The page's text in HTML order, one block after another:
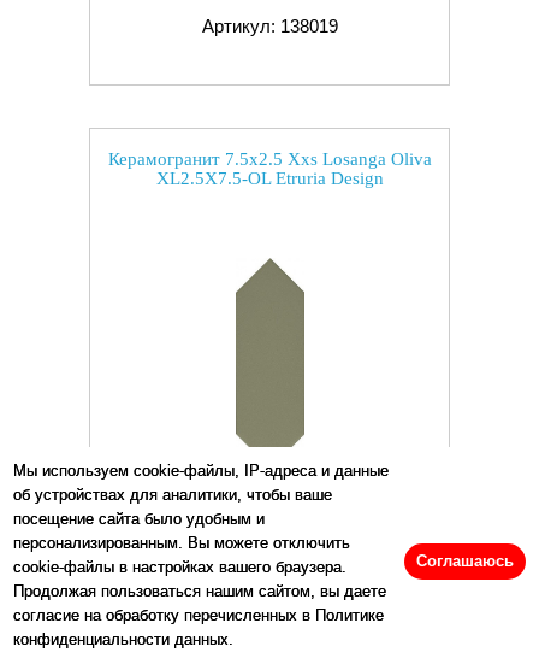
Мы используем cookie-файлы, IP-адреса и данные
об устройствах для аналитики, чтобы ваше
посещение сайта было удобным и
персонализированным. Вы можете отключить
cookie-файлы в настройках вашего браузера.
Продолжая пользоваться нашим сайтом, вы даете
согласие на обработку перечисленных в Политике
конфиденциальности данных.
Соглашаюсь
Артикул: 138019
Керамогранит 7.5x2.5 Xxs Losanga Oliva
XL2.5X7.5-OL Etruria Design
Размеры:2.5x7.5см
Цена:50р/шт.